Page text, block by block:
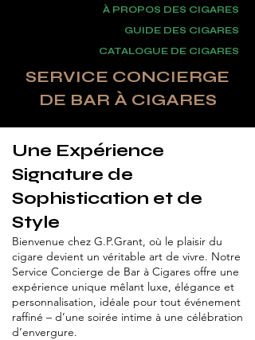
À PROPOS DES CIGARES
GUIDE DES CIGARES
CATALOGUE DE CIGARES
SERVICE CONCIERGE
DE BAR À CIGARES
Une Expérience
Signature de
Sophistication et de
Style
Bienvenue chez G.P.Grant, où le plaisir du
cigare devient un véritable art de vivre. Notre
Service Concierge de Bar à Cigares offre une
expérience unique mêlant luxe, élégance et
personnalisation, idéale pour tout événement
raffiné – d’une soirée intime à une célébration
d’envergure.